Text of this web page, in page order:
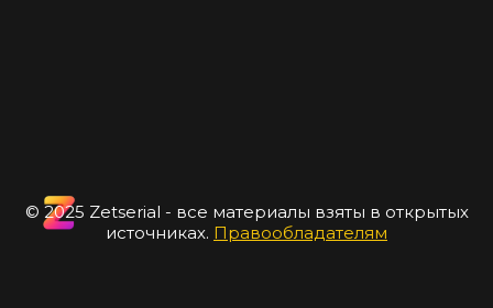
© 2025 Zetserial - все материалы взяты в открытых
источниках. Правообладателям